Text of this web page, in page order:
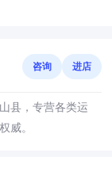
咨询 进店
县，专营各类运
威。